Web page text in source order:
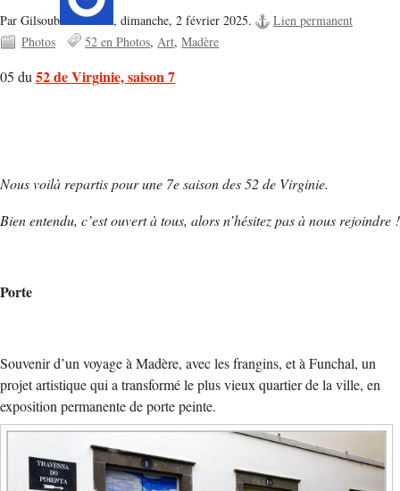
Par Gilsoub , dimanche, 2 février 2025.
Lien permanent
Photos
52 en Photos Art Madère
05 du52 de Virginie, saison 7
Nous voilà repartis pour une 7e saison des 52 de Virginie.
Bien entendu, c’est ouvert à tous, alors n’hésitez pas à nous rejoindre !
Porte
Souvenir d’un voyage à Madère, avec les frangins, et à Funchal, un
projet artistique qui a transformé le plus vieux quartier de la ville, en
exposition permanente de porte peinte.